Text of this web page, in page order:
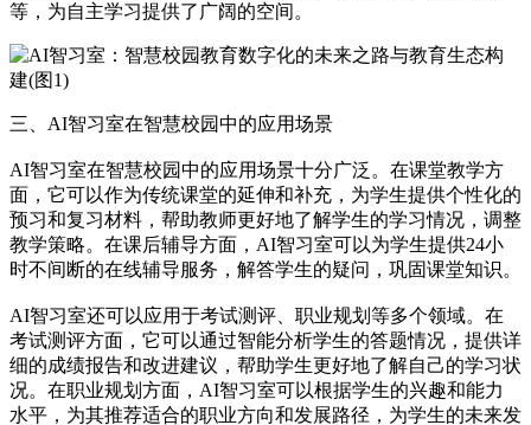
等，为自主学习提供了广阔的空间。
三、AI智习室在智慧校园中的应用场景
AI智习室在智慧校园中的应用场景十分广泛。在课堂教学方
面，它可以作为传统课堂的延伸和补充，为学生提供个性化的
预习和复习材料，帮助教师更好地了解学生的学习情况，调整
教学策略。在课后辅导方面，AI智习室可以为学生提供24小
时不间断的在线辅导服务，解答学生的疑问，巩固课堂知识。
AI智习室还可以应用于考试测评、职业规划等多个领域。在
考试测评方面，它可以通过智能分析学生的答题情况，提供详
细的成绩报告和改进建议，帮助学生更好地了解自己的学习状
况。在职业规划方面，AI智习室可以根据学生的兴趣和能力
水平，为其推荐适合的职业方向和发展路径，为学生的未来发